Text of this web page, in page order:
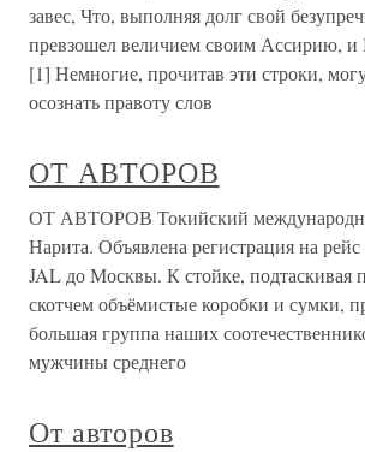
завес, Что, выполняя долг свой
превзошел величием своим Ассирию,
[1] Немногие, прочитав эти строки,
осознать правоту слов
ОТ АВТОРОВ
ОТ АВТОРОВ Токийский
Нарита. Объявлена регистрация на
JAL до Москвы. К стойке, подтаскивая
скотчем объёмистые коробки и сумки,
большая группа наших
мужчины среднего
От авторов